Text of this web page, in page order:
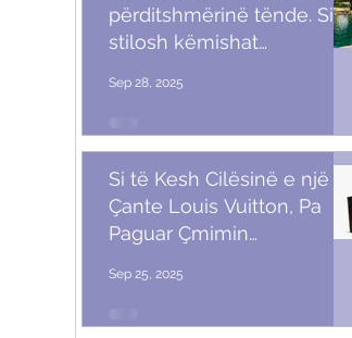
përditshmërinë tënde. Si t’i
stilosh këmishat
Sep 28, 2025
Si të Kesh Cilësinë e një
Çante Louis Vuitton, Pa
Paguar Çmimin
Sep 25, 2025